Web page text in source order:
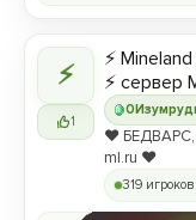
⚡
1
0
⚡
⚡ сервер
❤️
ml.ru ❤️
319